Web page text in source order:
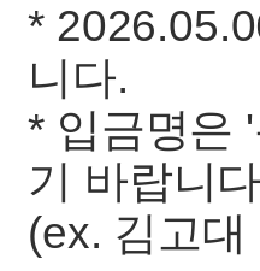
*
니다.
* 입금명은
기 바랍니
(ex. 김고대